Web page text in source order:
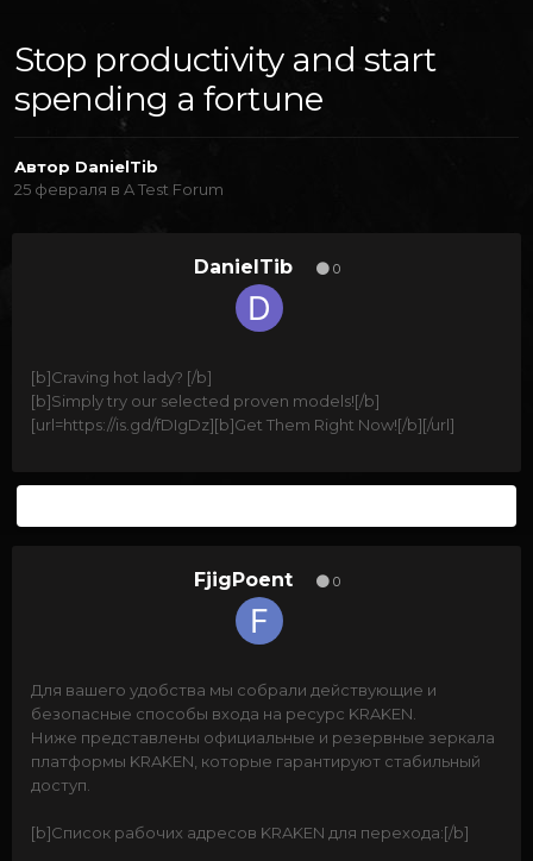
Stop productivity and start
spending a fortune
Автор DanielTib
25 февраля в A Test Forum
DanielTib 0
[b]Craving hot lady? [/b]
[b]Simply try our selected proven models![/b]
[url=https://is.gd/fDIgDz][b]Get Them Right Now![/b][/url]
FjigPoent 0
Для вашего удобства мы собрали действующие и
безопасные способы входа на ресурс KRAKEN.
Ниже представлены официальные и резервные зеркала
платформы KRAKEN, которые гарантируют стабильный
доступ.
[b]Список рабочих адресов KRAKEN для перехода:[/b]